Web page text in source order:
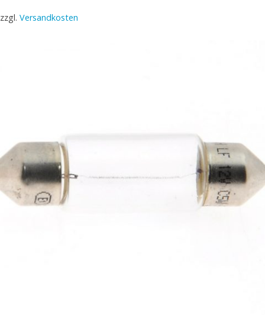
zzgl. Versandkosten